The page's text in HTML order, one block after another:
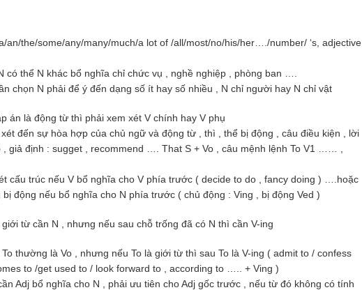
an/the/some/any/many/much/a lot of /all/most/no/his/her…./number/ ‘s, adjective
có thể N khác bổ nghĩa chỉ chức vụ , nghề nghiệp , phòng ban ….
chọn N phải để ý đến dạng số ít hay số nhiều , N chỉ người hay N chỉ vật
án là động từ thì phải xem xét V chính hay V phụ
đến sự hòa hợp của chủ ngữ và động từ , thì , thể bị động , câu điều kiện , lời
, giả định : sugget , recommend …. That S + Vo , câu mệnh lệnh To V1 …… ,
cấu trúc nếu V bổ nghĩa cho V phía trước ( decide to do , fancy doing ) ….hoặc
bị động nếu bổ nghĩa cho N phía trước ( chủ động : Ving , bị động Ved )
giới từ cần N , nhưng nếu sau chỗ trống đã có N thì cần V-ing
To thường là Vo , nhưng nếu To là giới từ thì sau To là V-ing ( admit to / confess
to /get used to / look forward to , according to ….. + Ving )
Adj bổ nghĩa cho N , phải ưu tiên cho Adj gốc trước , nếu từ đó không có tính